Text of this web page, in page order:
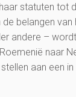
statuten tot
belangen
andere –
naar
aan een